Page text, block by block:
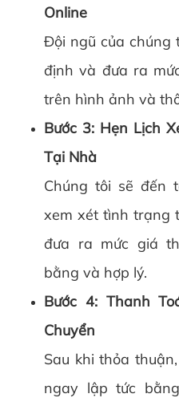
Online
Đội ngũ của chúng
định và đưa ra
trên hình ảnh và
Bước 3: Hẹn Lịch
Tại Nhà
Chúng tôi sẽ đến
xem xét tình trạng
đưa ra mức giá
bằng và hợp lý.
Bước 4: Thanh
Chuyển
Sau khi thỏa
ngay lập tức